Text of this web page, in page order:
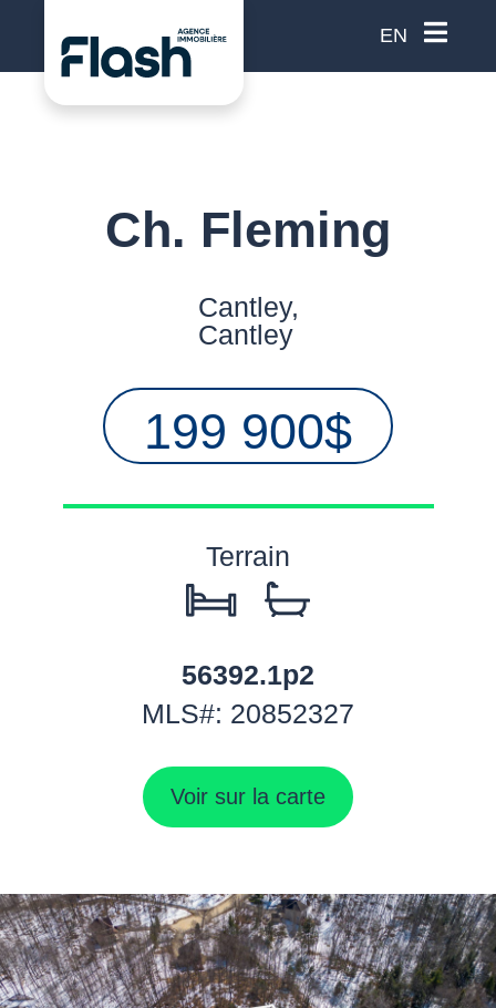
EN
Ch. Fleming
Cantley,
Cantley
199 900$
Terrain
56392.1p2
MLS#: 20852327
Voir sur la carte